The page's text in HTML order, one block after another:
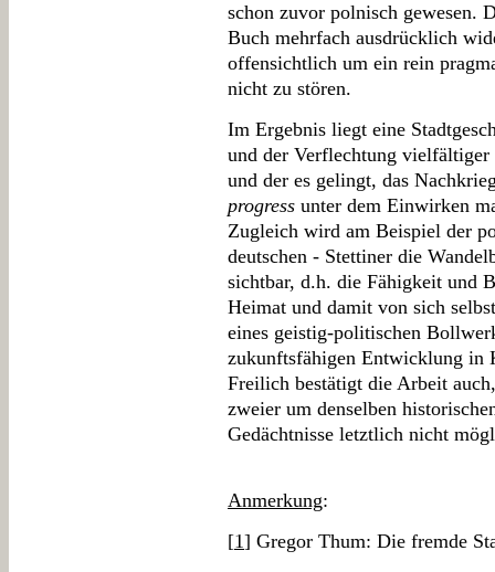
schon zuvor polnisch gewesen.
Buch mehrfach ausdrücklich
offensichtlich um ein rein
nicht zu stören.
Im Ergebnis liegt eine
und der Verflechtung vielfältiger
und der es gelingt, das
progress unter dem Einwirken
Zugleich wird am Beispiel der
deutschen - Stettiner die
sichtbar, d.h. die Fähigkeit und
Heimat und damit von sich
eines geistig-politischen
zukunftsfähigen Entwicklung in
Freilich bestätigt die Arbeit
zweier um denselben
Gedächtnisse letztlich nicht
Anmerkung:
[1] Gregor Thum: Die fremde